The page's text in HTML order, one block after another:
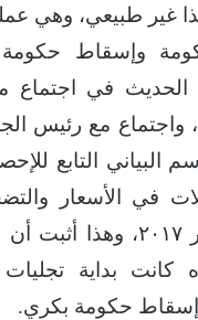
غير طبيعي، وهي
وإسقاط
في اجتماع
واجتماع مع رئيس
البياني التابع
في الأسعار
٢٠١٧ حتى نوفمبر ٢٠١٧،
كانت بداية
إسقاط حكومة بكري.